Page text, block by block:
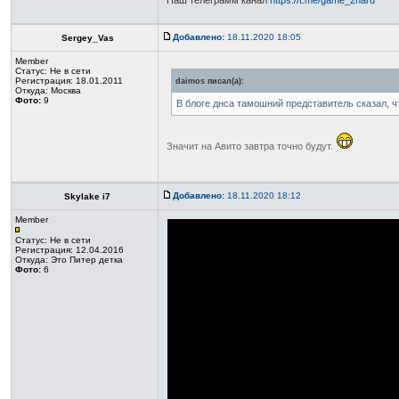
Sergey_Vas Добавлено: 18.11.2020 18:05
Member
Статус: Не в сети
Регистрация: 18.01.2011
Откуда: Москва
Фото: 9
daimos писал(а):
В блоге днса тамошний представитель сказал,
Значит на Авито завтра точно будут.
Skylake i7 Добавлено: 18.11.2020 18:12
Member
Статус: Не в сети
Регистрация: 12.04.2016
Откуда: Это Питер детка
Фото: 6